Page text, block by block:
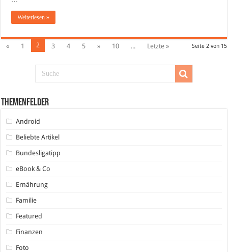
Weiterlesen »
Seite 2 von 15
« 1 2 3 4 5 » 10 ... Letzte »
Themenfelder
Android
Beliebte Artikel
Bundesligatipp
eBook & Co
Ernährung
Familie
Featured
Finanzen
Foto